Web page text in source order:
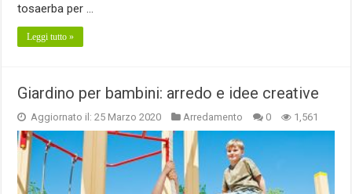
tosaerba per …
Leggi tutto »
Giardino per bambini: arredo e idee creative
Aggiornato il: 25 Marzo 2020 Arredamento 0 1,561